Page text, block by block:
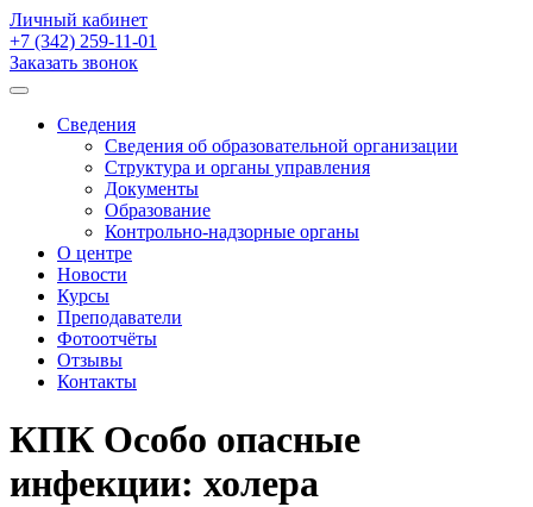
Личный кабинет
+7 (342) 259-11-01
Заказать звонок
Сведения
Сведения об образовательной организации
Структура и органы управления
Документы
Образование
Контрольно-надзорные органы
О центре
Новости
Курсы
Преподаватели
Фотоотчёты
Отзывы
Контакты
КПК Особо опасные
инфекции: холера